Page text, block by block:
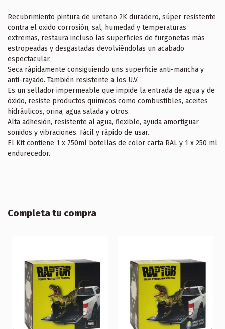
Recubrimiento pintura de uretano 2K duradero, súper resistente
contra el oxido corrosión, sal, humedad y temperaturas
extremas, restaura incluso las superficies de furgonetas más
estropeadas y desgastadas devolviéndolas un acabado
espectacular.
Seca rápidamente consiguiendo uns superficie anti-mancha y
anti-rayado. También resistente a los U.V.
Es un sellador impermeable que impide la entrada de agua y de
óxido, resiste productos químicos como combustibles, aceites
hidráulicos, orina, agua salada y otros.
Alta adhesión, resistente al agua, flexible, ayuda amortiguar
sonidos y vibraciones. Fácil y rápido de usar.
El Kit contiene 1 x 750ml botellas de color carta RAL y 1 x 250 ml
endurecedor.
Completa tu compra